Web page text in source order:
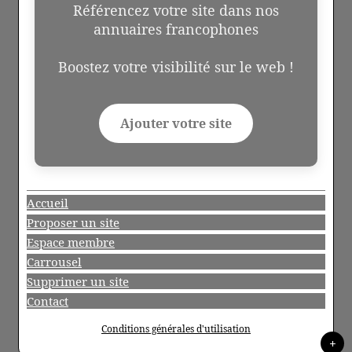
Référencez votre site dans nos
annuaires francophones
Boostez votre visibilité sur le web !
Ajouter votre site
Accueil
Proposer un site
Espace membre
Carrousel
Supprimer un site
Contact
Conditions générales d'utilisation
+